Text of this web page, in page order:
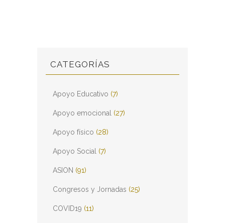
CATEGORÍAS
Apoyo Educativo (7)
Apoyo emocional (27)
Apoyo físico (28)
Apoyo Social (7)
ASION (91)
Congresos y Jornadas (25)
COVID19 (11)